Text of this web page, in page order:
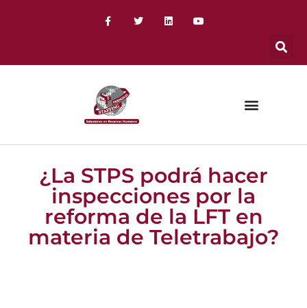
¿La STPS podrá hacer
inspecciones por la
reforma de la LFT en
materia de Teletrabajo?